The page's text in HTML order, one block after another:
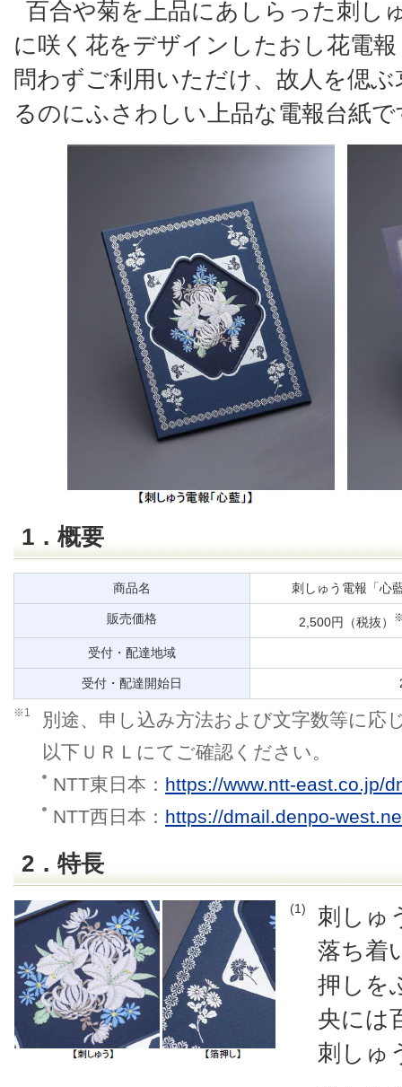
百合や菊を上品にあしらった刺し
に咲く花をデザインしたおし花電
問わずご利用いただけ、故人を偲
るのにふさわしい上品な電報台紙で
1．概要
商品名 刺しゅう電報「心
販売価格 2,500円（税抜）
受付・配達地域
受付・配達開始日
※1
別途、申し込み方法および文字数等に応
以下ＵＲＬにてご確認ください。
NTT東日本： https://www.ntt-east.co.jp/
NTT西日本： https://dmail.denpo-
2．特長
(1)
刺しゅ
落ち着
押しを
央には
刺しゅ